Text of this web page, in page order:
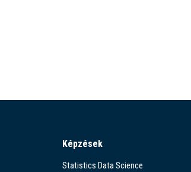
Képzések
Statistics Data Science